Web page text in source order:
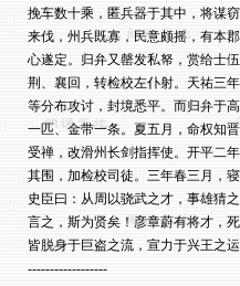
挽车数十乘，匿兵器于其中，将谋
来伐，州兵既寡，民意颇摇，有本
心遂定。归弁又罄发私帑，赏给士
荆、襄回，转检校左仆射。天祐三
等分布攻讨，封境悉平。而归弁于
一匹、金带一条。夏五月，命权知
受禅，改滑州长剑指挥使。开平二
其围，加检校司徒。三年春三月，
史臣曰：从周以骁武之才，事雄猜
言之，斯为贤矣！彦章蔚有将才，
皆脱身于巨盗之流，宣力于兴王之